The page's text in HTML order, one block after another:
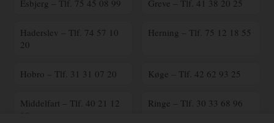
Esbjerg – Tlf. 75 45 08 99 Greve – Tlf. 41 38 20 25
Haderslev – Tlf. 74 57 10
20
Herning – Tlf. 75 12 18 55
Hobro – Tlf. 31 31 07 20 Køge – Tlf. 42 62 93 25
Middelfart – Tlf. 40 21 12
Ringe – Tlf. 30 33 68 96